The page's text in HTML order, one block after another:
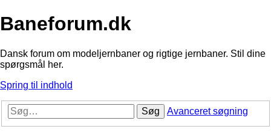
Baneforum.dk
Dansk forum om modeljernbaner og rigtige jernbaner. Stil dine
spørgsmål her.
Spring til indhold
Søg Avanceret søgning